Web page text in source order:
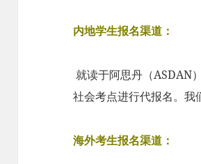
内地学生报名渠道：
就读于阿思丹（ASDAN
社会考点进行代报名。我
海外考生报名渠道：